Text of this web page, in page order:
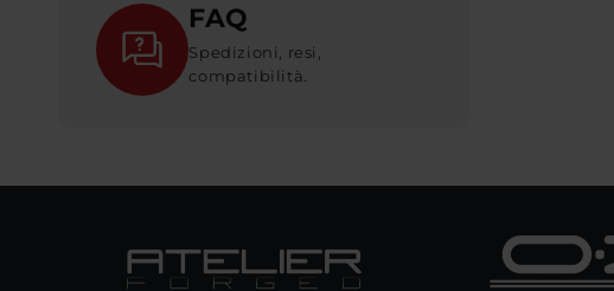
FAQ
Spedizioni, resi,
compatibilità.